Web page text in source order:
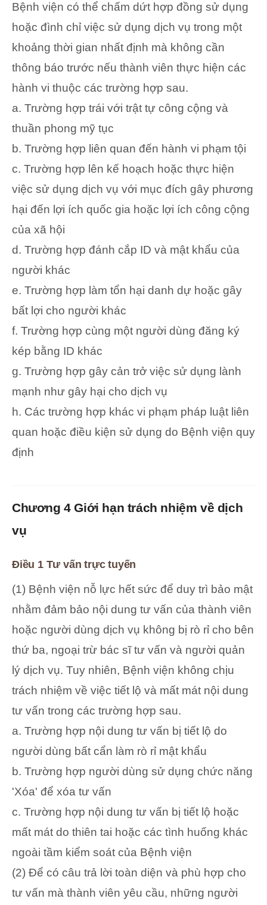
Bệnh viện có thể chấm dứt hợp đồng sử dụng
hoặc đình chỉ việc sử dụng dịch vụ trong một
khoảng thời gian nhất định mà không cần
thông báo trước nếu thành viên thực hiện các
hành vi thuộc các trường hợp sau.
a. Trường hợp trái với trật tự công cộng và
thuần phong mỹ tục
b. Trường hợp liên quan đến hành vi phạm tội
c. Trường hợp lên kế hoạch hoặc thực hiện
việc sử dụng dịch vụ với mục đích gây phương
hại đến lợi ích quốc gia hoặc lợi ích công cộng
của xã hội
d. Trường hợp đánh cắp ID và mật khẩu của
người khác
e. Trường hợp làm tổn hại danh dự hoặc gây
bất lợi cho người khác
f. Trường hợp cùng một người dùng đăng ký
kép bằng ID khác
g. Trường hợp gây cản trở việc sử dụng lành
mạnh như gây hại cho dịch vụ
h. Các trường hợp khác vi phạm pháp luật liên
quan hoặc điều kiện sử dụng do Bệnh viện quy
định
Chương 4 Giới hạn trách nhiệm về dịch
vụ
Điều 1 Tư vấn trực tuyến
(1) Bệnh viện nỗ lực hết sức để duy trì bảo mật
nhằm đảm bảo nội dung tư vấn của thành viên
hoặc người dùng dịch vụ không bị rò rỉ cho bên
thứ ba, ngoại trừ bác sĩ tư vấn và người quản
lý dịch vụ. Tuy nhiên, Bệnh viện không chịu
trách nhiệm về việc tiết lộ và mất mát nội dung
tư vấn trong các trường hợp sau.
a. Trường hợp nội dung tư vấn bị tiết lộ do
người dùng bất cẩn làm rò rỉ mật khẩu
b. Trường hợp người dùng sử dụng chức năng
'Xóa' để xóa tư vấn
c. Trường hợp nội dung tư vấn bị tiết lộ hoặc
mất mát do thiên tai hoặc các tình huống khác
ngoài tầm kiểm soát của Bệnh viện
(2) Để có câu trả lời toàn diện và phù hợp cho
tư vấn mà thành viên yêu cầu, những người